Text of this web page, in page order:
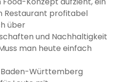
Restaurant profitabel
über
und Nachhaltigkeit
man heute einfach
Baden-Württemberg